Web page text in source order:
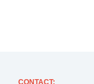
CONTACT: